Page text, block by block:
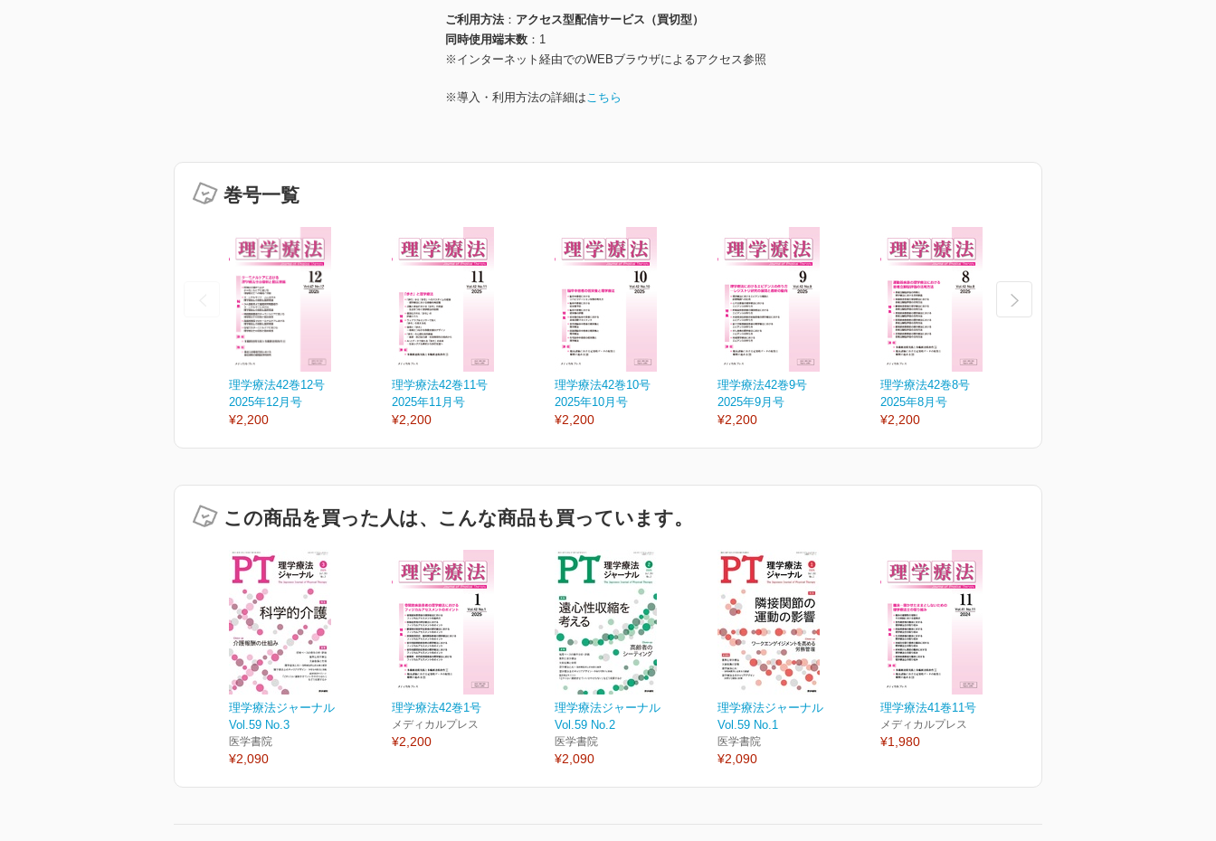
ご利用方法
アクセス型配信サービス（買切型）
同時使用端末数
1
※インターネット経由でのWEBブラウザによるアクセス参照
※導入・利用方法の詳細はこちら
巻号一覧
理学療法42巻12号
2025年12月号
¥2,200
理学療法42巻11号
2025年11月号
¥2,200
理学療法42巻10号
2025年10月号
¥2,200
理学療法42巻9号
2025年9月号
¥2,200
理学療法42巻8号
2025年8月号
¥2,200
この商品を買った人は、こんな商品も買っています。
理学療法ジャーナル
Vol.59 No.3
医学書院
¥2,090
理学療法42巻1号
メディカルプレス
¥2,200
理学療法ジャーナル
Vol.59 No.2
医学書院
¥2,090
理学療法ジャーナル
Vol.59 No.1
医学書院
¥2,090
理学療法41巻11号
メディカルプレス
¥1,980